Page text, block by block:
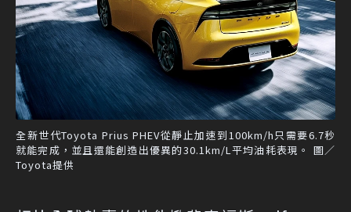
全新世代Toyota Prius PHEV從靜止加速到100km/h只需要6.7秒
就能完成，並且還能創造出優異的30.1km/L平均油耗表現。 圖／
Toyota提供